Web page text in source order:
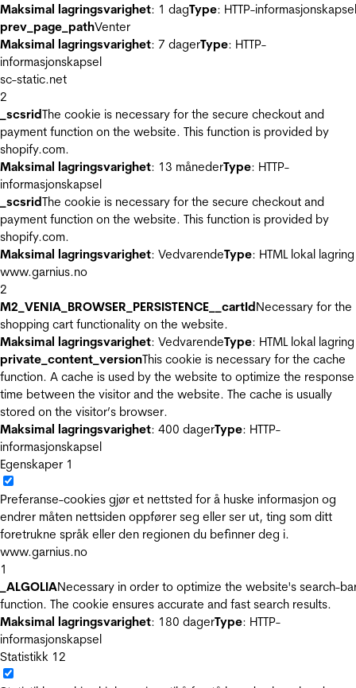
Maksimal lagringsvarighet: 1 dagType: HTTP-informasjonskapsel
prev_page_pathVenter
Maksimal lagringsvarighet: 7 dagerType: HTTP-
informasjonskapsel
sc-static.net
2
_scsridThe cookie is necessary for the secure checkout and
payment function on the website. This function is provided by
shopify.com.
Maksimal lagringsvarighet: 13 månederType: HTTP-
informasjonskapsel
_scsridThe cookie is necessary for the secure checkout and
payment function on the website. This function is provided by
shopify.com.
Maksimal lagringsvarighet: VedvarendeType: HTML lokal lagring
www.garnius.no
2
M2_VENIA_BROWSER_PERSISTENCE__cartIdNecessary for the
shopping cart functionality on the website.
Maksimal lagringsvarighet: VedvarendeType: HTML lokal lagring
private_content_versionThis cookie is necessary for the cache
function. A cache is used by the website to optimize the response
time between the visitor and the website. The cache is usually
stored on the visitor’s browser.
Maksimal lagringsvarighet: 400 dagerType: HTTP-
informasjonskapsel
Egenskaper 1
Preferanse-cookies gjør et nettsted for å huske informasjon og
endrer måten nettsiden oppfører seg eller ser ut, ting som ditt
foretrukne språk eller den regionen du befinner deg i.
www.garnius.no
1
_ALGOLIANecessary in order to optimize the website's search-
function. The cookie ensures accurate and fast search results.
Maksimal lagringsvarighet: 180 dagerType: HTTP-
informasjonskapsel
Statistikk 12